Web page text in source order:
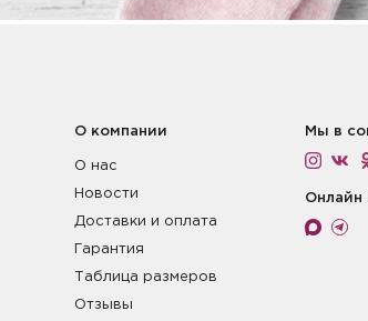
О компании
О нас
Новости
Доставки и оплата
Гарантия
Таблица размеров
Отзывы
Мы в
Онлайн